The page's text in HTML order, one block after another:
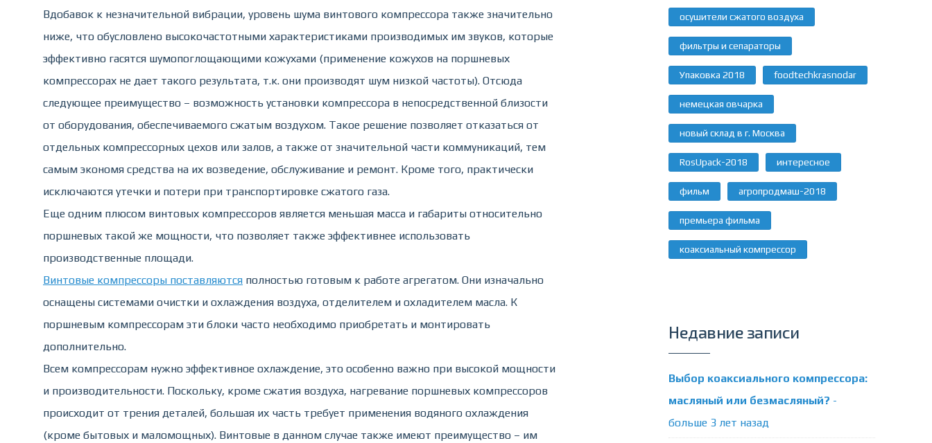
Вдобавок к незначительной вибрации, уровень шума винтового компрессора также значительно
ниже, что обусловлено высокочастотными характеристиками производимых им звуков, которые
эффективно гасятся шумопоглощающими кожухами (применение кожухов на поршневых
компрессорах не дает такого результата, т.к. они производят шум низкой частоты). Отсюда
следующее преимущество – возможность установки компрессора в непосредственной близости
от оборудования, обеспечиваемого сжатым воздухом. Такое решение позволяет отказаться от
отдельных компрессорных цехов или залов, а также от значительной части коммуникаций, тем
самым экономя средства на их возведение, обслуживание и ремонт. Кроме того, практически
исключаются утечки и потери при транспортировке сжатого газа.
Еще одним плюсом винтовых компрессоров является меньшая масса и габариты относительно
поршневых такой же мощности, что позволяет также эффективнее использовать
производственные площади.
Винтовые компрессоры поставляются полностью готовым к работе агрегатом. Они изначально
оснащены системами очистки и охлаждения воздуха, отделителем и охладителем масла. К
поршневым компрессорам эти блоки часто необходимо приобретать и монтировать
дополнительно.
Всем компрессорам нужно эффективное охлаждение, это особенно важно при высокой мощности
и производительности. Поскольку, кроме сжатия воздуха, нагревание поршневых компрессоров
происходит от трения деталей, большая их часть требует применения водяного охлаждения
(кроме бытовых и маломощных). Винтовые в данном случае также имеют преимущество – им
осушители сжатого воздуха
фильтры и сепараторы
Упаковка 2018 foodtechkrasnodar
немецкая овчарка
новый склад в г. Москва
RosUpack-2018 интересное
фильм агропродмаш-2018
премьера фильма
коаксиальный компрессор
Недавние записи
Выбор коаксиального компрессора:
масляный или безмасляный? -
больше 3 лет назад